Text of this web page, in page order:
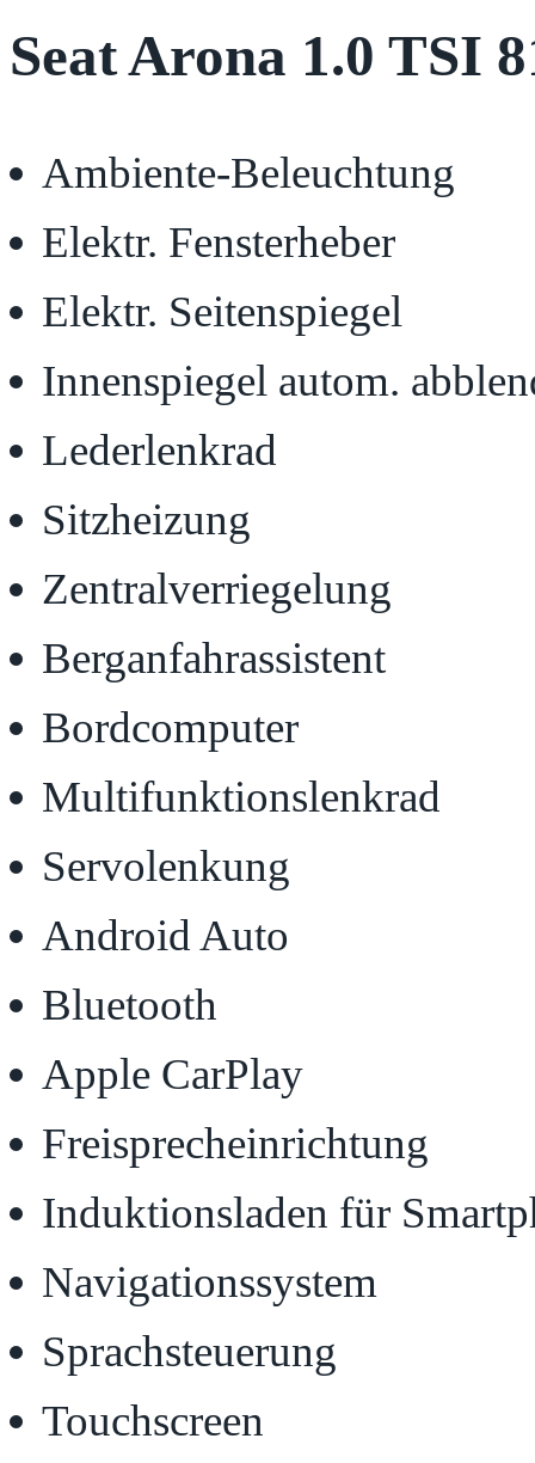
Seat Arona 1.0 TSI
Ambiente-Beleuchtung
Elektr. Fensterheber
Elektr. Seitenspiegel
Innenspiegel autom.
Lederlenkrad
Sitzheizung
Zentralverriegelung
Berganfahrassistent
Bordcomputer
Multifunktionslenkrad
Servolenkung
Android Auto
Bluetooth
Apple CarPlay
Freisprecheinrichtung
Induktionsladen für
Navigationssystem
Sprachsteuerung
Touchscreen